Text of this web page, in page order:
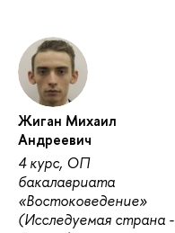
Жиган Михаил
Андреевич
4 курс, ОП
бакалавриата
«Востоковедение»
(Исследуемая страна -